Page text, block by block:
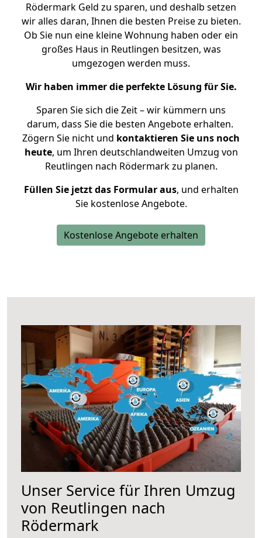
Rödermark Geld zu sparen, und deshalb setzen
wir alles daran, Ihnen die besten Preise zu bieten.
Ob Sie nun eine kleine Wohnung haben oder ein
großes Haus in Reutlingen besitzen, was
umgezogen werden muss.
Wir haben immer die perfekte Lösung für Sie.
Sparen Sie sich die Zeit – wir kümmern uns
darum, dass Sie die besten Angebote erhalten.
Zögern Sie nicht und kontaktieren Sie uns noch
heute, um Ihren deutschlandweiten Umzug von
Reutlingen nach Rödermark zu planen.
Füllen Sie jetzt das Formular aus, und erhalten
Sie kostenlose Angebote.
Kostenlose Angebote erhalten
Unser Service für Ihren Umzug
von Reutlingen nach
Rödermark